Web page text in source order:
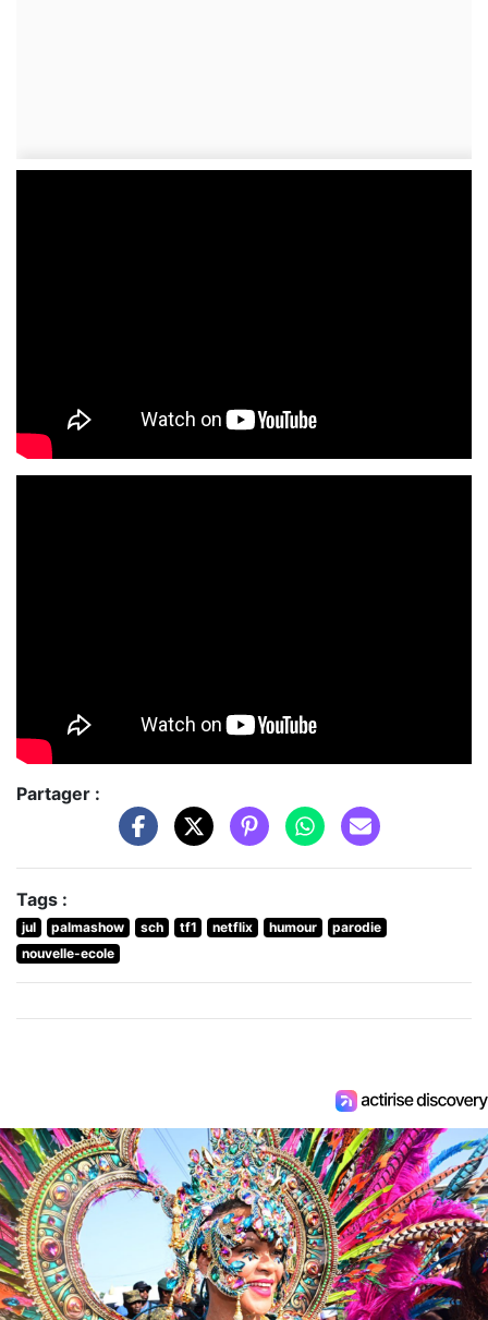
Partager :
Tags :
jul palmashow sch tf1 netflix humour
parodie
nouvelle-ecole